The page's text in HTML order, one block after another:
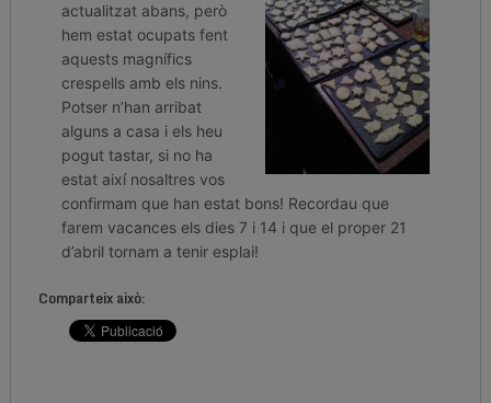
actualitzat abans, però
hem estat ocupats fent
aquests magnífics
crespells amb els nins.
Potser n’han arribat
alguns a casa i els heu
pogut tastar, si no ha
estat així nosaltres vos
confirmam que han estat bons! Recordau que
farem vacances els dies 7 i 14 i que el proper 21
d’abril tornam a tenir esplai!
Comparteix això: